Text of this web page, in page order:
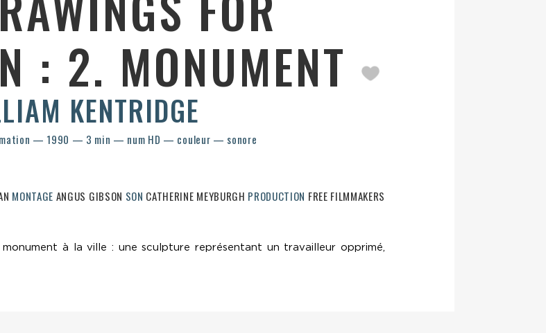
: 2. MONUMENT
KENTRIDGE
— 1990 — 3 min — num HD — couleur — sonore
MONTAGE ANGUS GIBSON SON CATHERINE MEYBURGH PRODUCTION FREE FILMMAKERS
à la ville : une sculpture représentant un travailleur opprimé,